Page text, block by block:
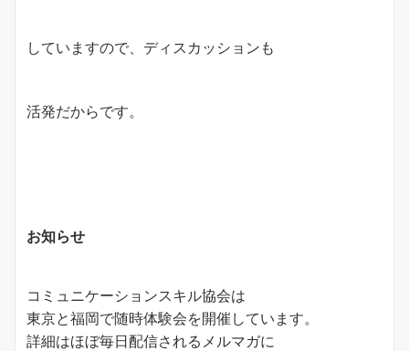
していますので、ディスカッションも
活発だからです。
お知らせ
コミュニケーションスキル協会は
東京と福岡で随時体験会を開催しています。
詳細はほぼ毎日配信されるメルマガに